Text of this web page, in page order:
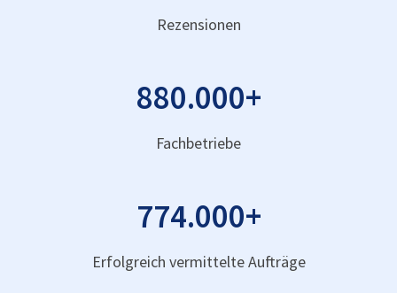
Rezensionen
880.000+
Fachbetriebe
774.000+
Erfolgreich vermittelte Aufträge